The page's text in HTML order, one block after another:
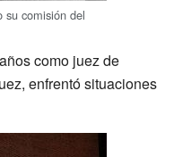
su comisión del
como juez de
enfrentó situaciones